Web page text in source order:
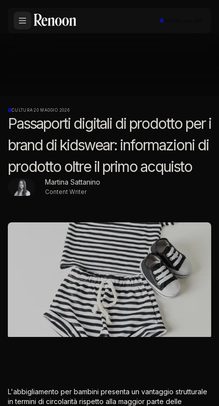
CULTURA·20 MAGGIO 2026
Passaporti digitali di prodotto per i
brand di kidswear: informazioni di
prodotto oltre il primo acquisto
Martina Sattanino
Content Writer
L'abbigliamento per bambini presenta un vantaggio strutturale
in termini di circolarità rispetto alla maggior parte delle